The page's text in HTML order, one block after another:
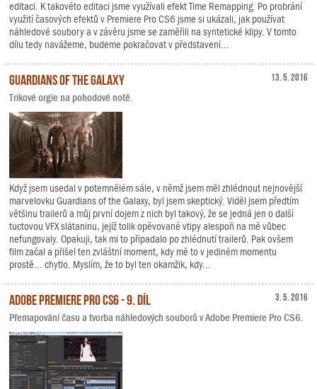
editaci. K takovéto editaci jsme využívali efekt Time Remapping. Po probrání
využití časových efektů v Premiere Pro CS6 jsme si ukázali, jak používat
náhledové soubory a v závěru jsme se zaměřili na syntetické klipy. V tomto
dílu tedy navážeme, budeme pokračovat v představení...
13. 5. 2016
Guardians of the Galaxy
Trikové orgie na pohodové notě.
Když jsem usedal v potemnělém sále, v němž jsem měl zhlédnout nejnovější
marvelovku Guardians of the Galaxy, byl jsem skeptický. Viděl jsem předtím
většinu trailerů a můj první dojem z nich byl takový, že se jedná jen o další
tuctovou VFX slátaninu, jejíž tolik opěvované vtipy alespoň na mě vůbec
nefungovaly. Opakuji, tak mi to připadalo po zhlédnutí trailerů. Pak ovšem
film začal a přišel ten zvláštní moment, kdy mě to v jediném momentu
prostě... chytlo. Myslím, že to byl ten okamžik, kdy...
3. 5. 2016
Adobe Premiere Pro CS6 - 9. díl
Přemapování času a tvorba náhledových souborů v Adobe Premiere Pro CS6.